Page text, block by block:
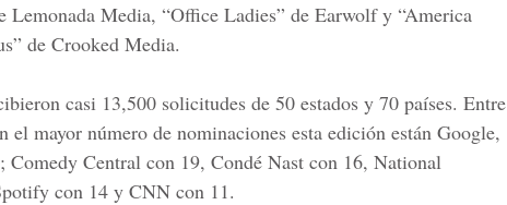
Lemonada Media, “Office Ladies” de Earwolf y “America
de Crooked Media.
casi 13,500 solicitudes de 50 estados y 70 países. Entre
el mayor número de nominaciones esta edición están Google,
Central con 19, Condé Nast con 16, National
con 14 y CNN con 11.